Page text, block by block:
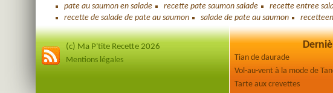
pate au saumon en salade
recette pate saumon salade recette entree
recette de salade de pate au saumon
salade de pate au saumon
(c) Ma P'tite Recette 2026
Mentions légales
Tian de daurade
Tarte aux crevettes